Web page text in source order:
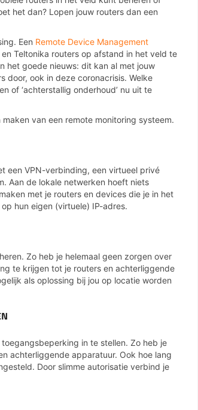
het dan? Lopen jouw routers dan een
Een Remote Device Management
Teltonika routers op afstand in het veld te
het goede nieuws: dit kan al met jouw
door, ook in deze coronacrisis. Welke
of ‘achterstallig onderhoud’ nu uit te
van een remote monitoring systeem.
een VPN-verbinding, een virtueel privé
Aan de lokale netwerken hoeft niets
met je routers en devices die je in het
hun eigen (virtuele) IP-adres.
Zo heb je helemaal geen zorgen over
te krijgen tot je routers en achterliggende
als oplossing bij jou op locatie worden
in te stellen. Zo heb je
achterliggende apparatuur. Ook hoe lang
Door slimme autorisatie verbind je